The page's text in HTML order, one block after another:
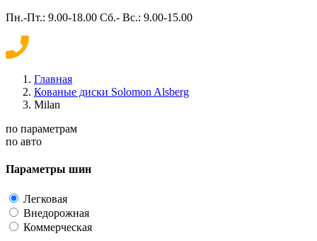
Пн.-Пт.: 9.00-18.00 Сб.- Вс.: 9.00-15.00
Главная
Кованые диски Solomon Alsberg
Milan
по параметрам
по авто
Параметры шин
Легковая
Внедорожная
Коммерческая